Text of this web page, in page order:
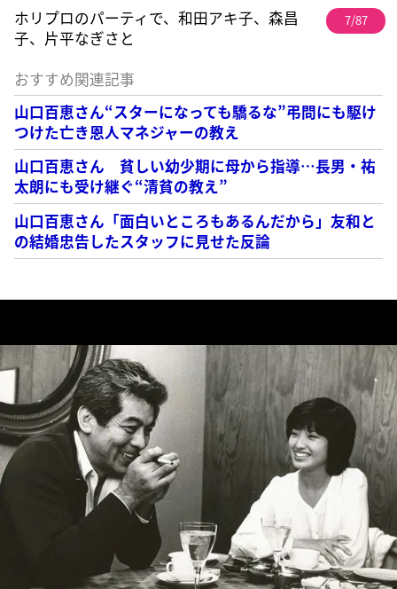
ホリプロのパーティで、和田アキ子、森昌
子、片平なぎさと
7/87
おすすめ関連記事
山口百恵さん“スターになっても驕るな”弔問にも駆け
つけた亡き恩人マネジャーの教え
山口百恵さん 貧しい幼少期に母から指導…長男・祐
太朗にも受け継ぐ“清貧の教え”
山口百恵さん「面白いところもあるんだから」友和と
の結婚忠告したスタッフに見せた反論